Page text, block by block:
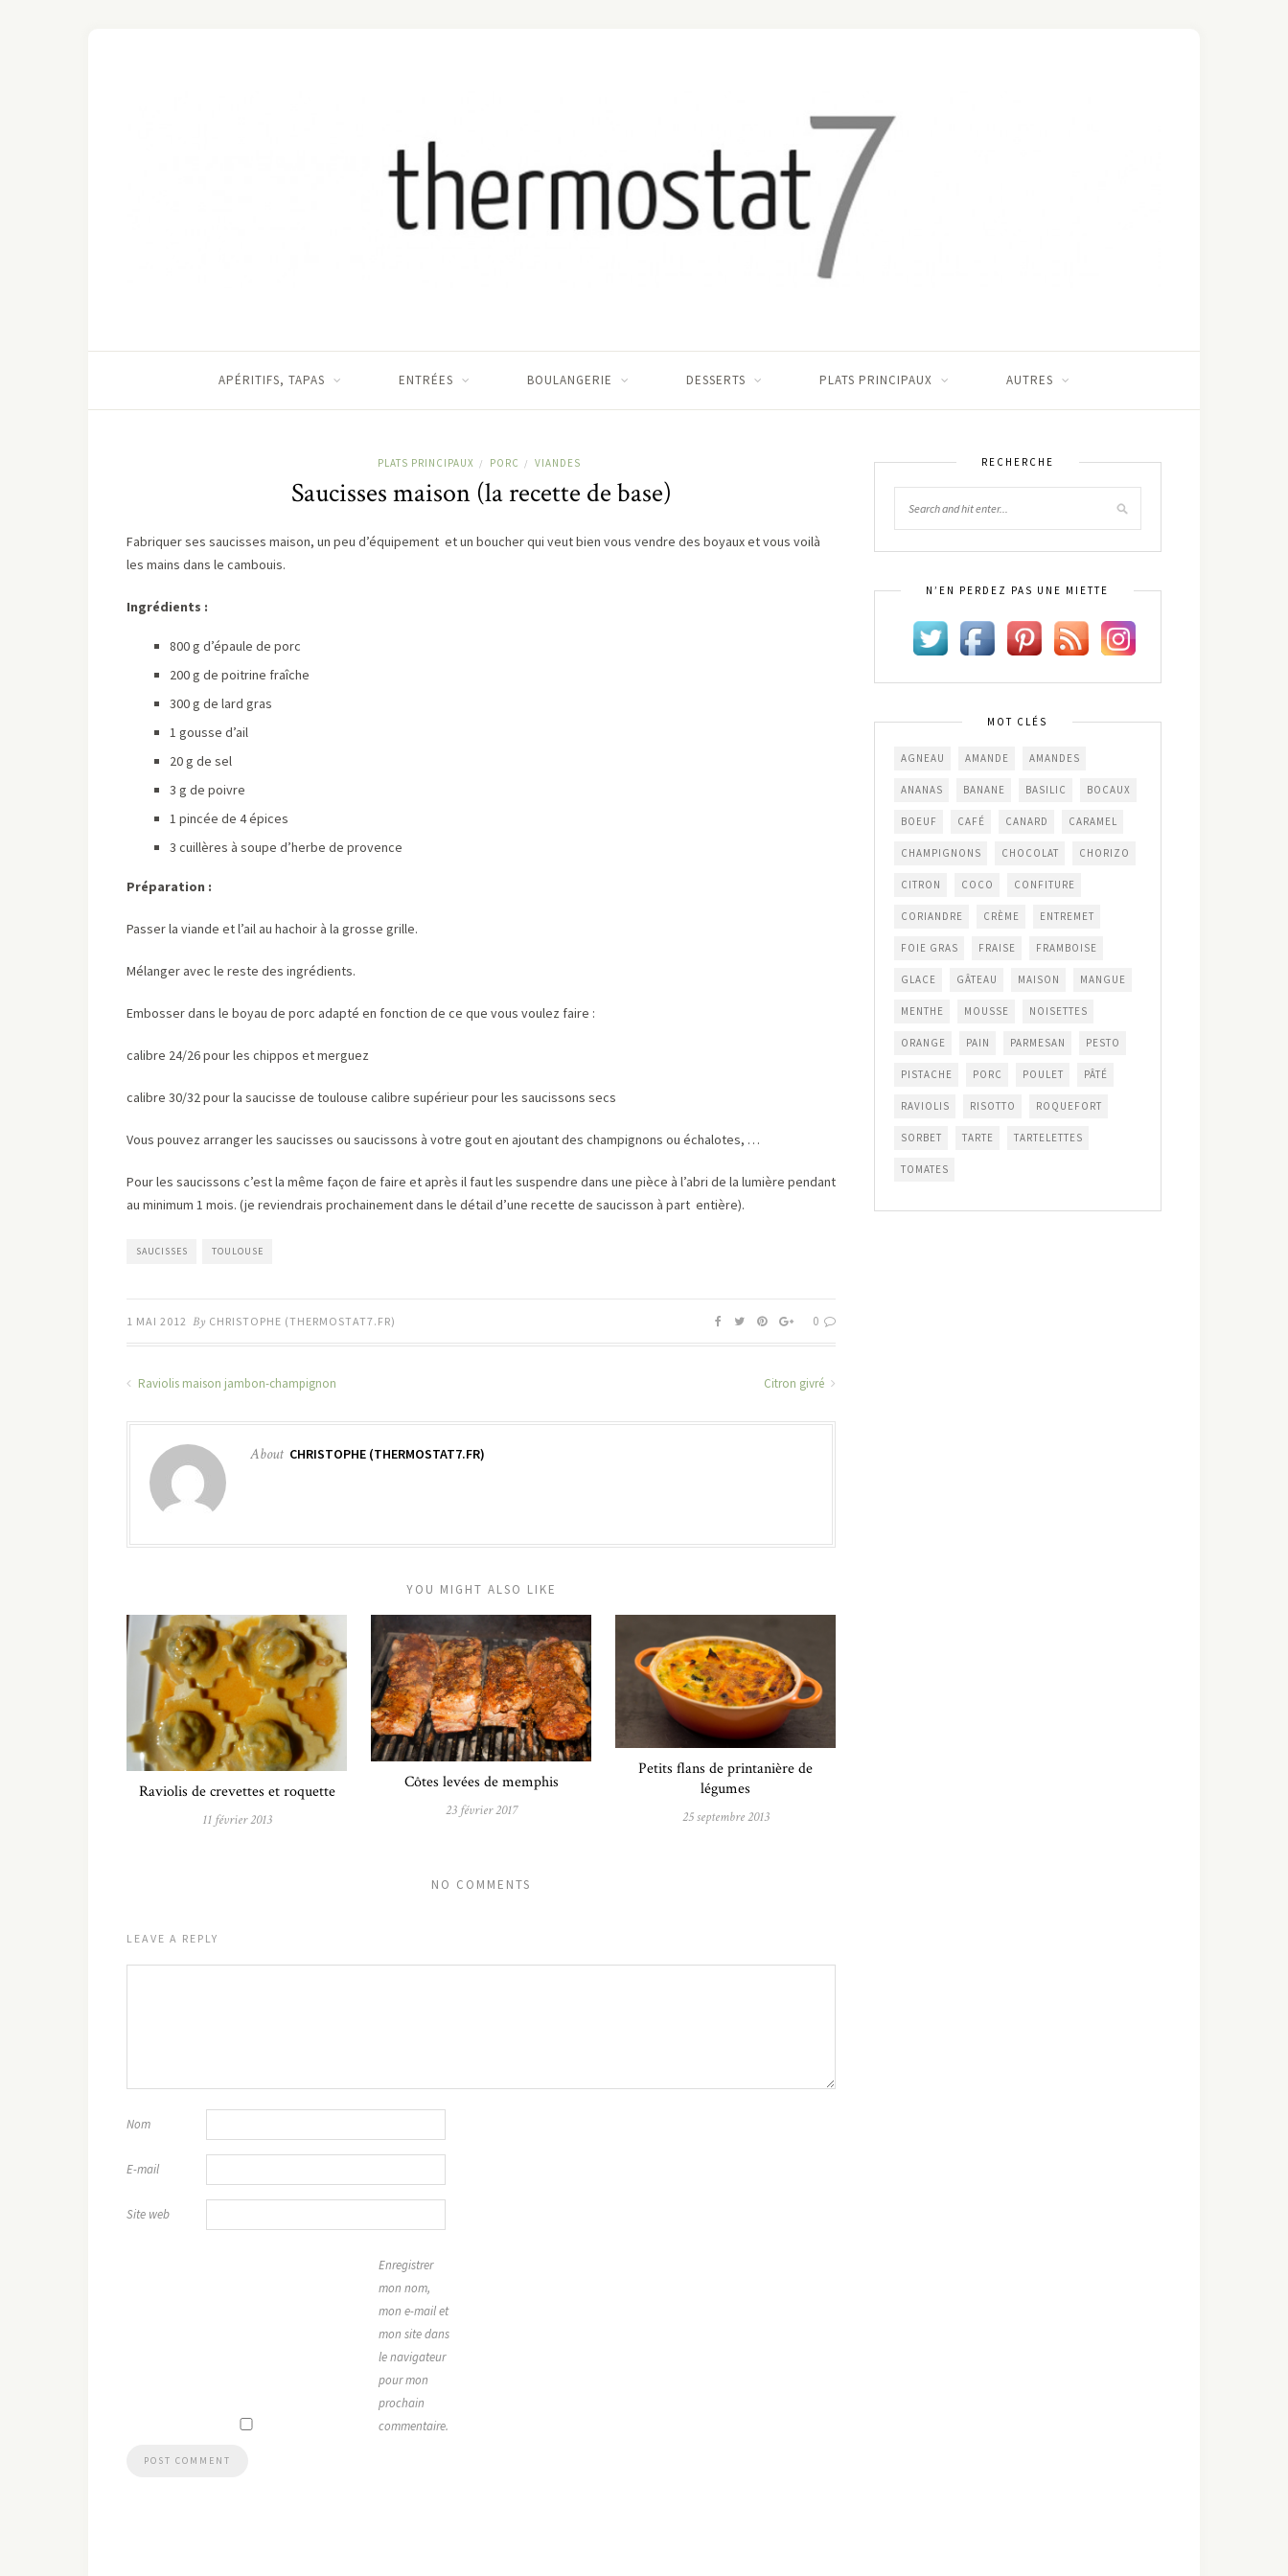
APÉRITIFS, TAPAS ENTRÉES BOULANGERIE DESSERTS PLATS PRINCIPAUX AUTRES
PLATS PRINCIPAUX / PORC / VIANDES
Saucisses maison (la recette de base)
Fabriquer ses saucisses maison, un peu d’équipement et un boucher qui veut bien vous vendre des boyaux et vous voilà
les mains dans le cambouis.
Ingrédients :
800 g d’épaule de porc
200 g de poitrine fraîche
300 g de lard gras
1 gousse d’ail
20 g de sel
3 g de poivre
1 pincée de 4 épices
3 cuillères à soupe d’herbe de provence
Préparation :
Passer la viande et l’ail au hachoir à la grosse grille.
Mélanger avec le reste des ingrédients.
Embosser dans le boyau de porc adapté en fonction de ce que vous voulez faire :
calibre 24/26 pour les chippos et merguez
calibre 30/32 pour la saucisse de toulouse calibre supérieur pour les saucissons secs
Vous pouvez arranger les saucisses ou saucissons à votre gout en ajoutant des champignons ou échalotes, …
Pour les saucissons c’est la même façon de faire et après il faut les suspendre dans une pièce à l’abri de la lumière pendant
au minimum 1 mois. (je reviendrais prochainement dans le détail d’une recette de saucisson à part entière).
SAUCISSES TOULOUSE
1 MAI 2012 By CHRISTOPHE (THERMOSTAT7.FR) 0
Raviolis maison jambon-champignon Citron givré
About CHRISTOPHE (THERMOSTAT7.FR)
YOU MIGHT ALSO LIKE
Raviolis de crevettes et roquette
11 février 2013
Côtes levées de memphis
23 février 2017
Petits flans de printanière de
légumes
25 septembre 2013
NO COMMENTS
LEAVE A REPLY
Nom
E-mail
Site web
Enregistrer
mon nom,
mon e-mail et
mon site dans
le navigateur
pour mon
prochain
commentaire.
RECHERCHE
N’EN PERDEZ PAS UNE MIETTE
MOT CLÉS
AGNEAU AMANDE AMANDES
ANANAS BANANE BASILIC BOCAUX
BOEUF CAFÉ CANARD CARAMEL
CHAMPIGNONS CHOCOLAT CHORIZO
CITRON COCO CONFITURE
CORIANDRE CRÈME ENTREMET
FOIE GRAS FRAISE FRAMBOISE
GLACE GÂTEAU MAISON MANGUE
MENTHE MOUSSE NOISETTES
ORANGE PAIN PARMESAN PESTO
PISTACHE PORC POULET PÂTÉ
RAVIOLIS RISOTTO ROQUEFORT
SORBET TARTE TARTELETTES
TOMATES